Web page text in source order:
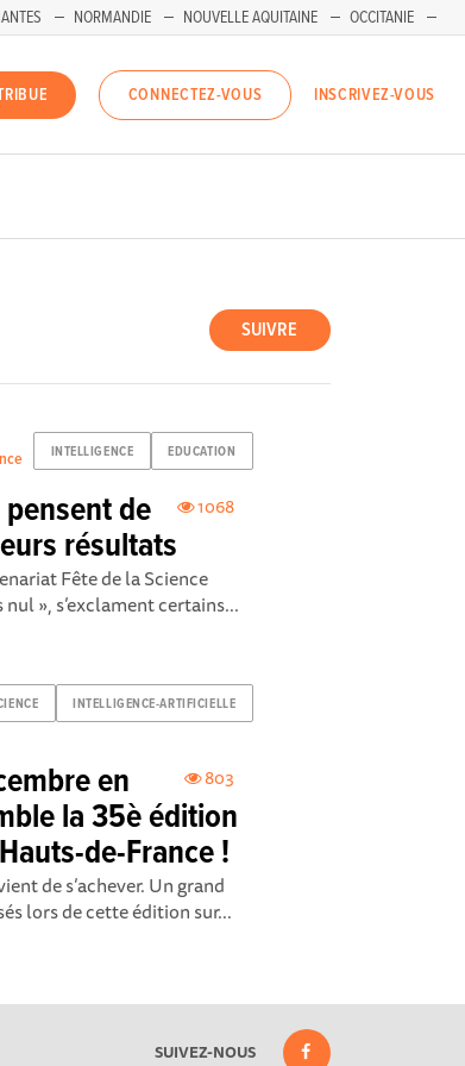
NORMANDIE NOUVELLE AQUITAINE
OCCITANIE
CONNECTEZ-VOUS INSCRIVEZ-VOUS
SUIVRE
INTELLIGENCE EDUCATION
1068
pensent de
résultats
Fête de la Science
», s’exclament certains...
INTELLIGENCE-ARTIFICIELLE
803
en
la 35è édition
de-France !
de s’achever. Un grand
lors de cette édition sur...
SUIVEZ-NOUS